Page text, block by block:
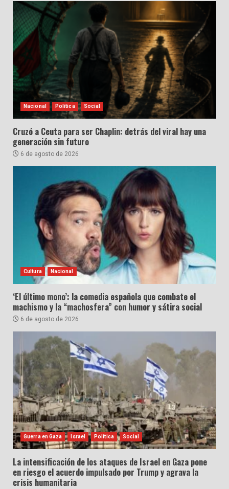
Nacional Política Social
Cruzó a Ceuta para ser Chaplin: detrás del viral hay una
generación sin futuro
6 de agosto de 2026
Cultura Nacional
‘El último mono’: la comedia española que combate el
machismo y la “machosfera” con humor y sátira social
6 de agosto de 2026
Guerra en Gaza Israel Política Social
La intensificación de los ataques de Israel en Gaza pone
en riesgo el acuerdo impulsado por Trump y agrava la
crisis humanitaria